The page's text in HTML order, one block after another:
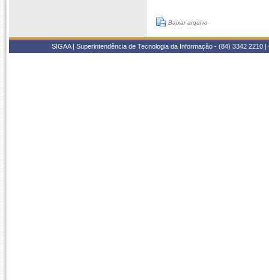
Baixar arquivo
SIGAA | Superintendência de Tecnologia da Informação - (84) 3342